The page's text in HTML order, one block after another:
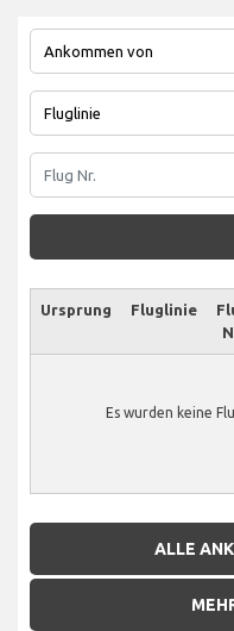
Ursprung Fluglinie
Es wurden keine
ALLE